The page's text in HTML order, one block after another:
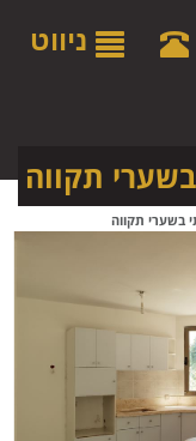
ניווט
תקווה
בשערי תקווה